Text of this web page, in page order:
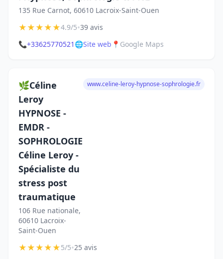
135 Rue Carnot, 60610 Lacroix-Saint-Ouen
★★★★★4.9/5•39 avis
📞+33625770521 🌐Site web 📍 Google Maps
🌿Céline
Leroy
HYPNOSE -
EMDR -
SOPHROLOGIE
Céline Leroy -
Spécialiste du
stress post
traumatique
106 Rue nationale,
60610 Lacroix-
Saint-Ouen
www.celine-leroy-hypnose-sophrologie.fr
★★★★★5/5•25 avis